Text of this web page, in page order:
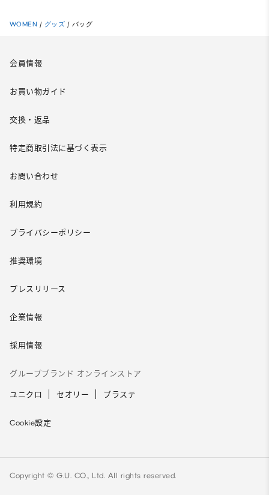
WOMEN / グッズ / バッグ
会員情報
お買い物ガイド
交換・返品
特定商取引法に基づく表示
お問い合わせ
利用規約
プライバシーポリシー
推奨環境
プレスリリース
企業情報
採用情報
グループブランド オンラインストア
ユニクロ セオリー プラステ
Cookie設定
Copyright © G.U. CO., Ltd. All rights reserved.